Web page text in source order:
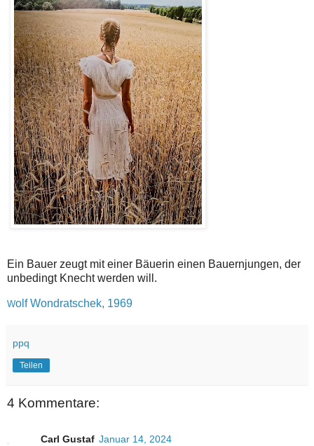
Ein Bauer zeugt mit einer Bäuerin einen Bauernjungen, der
unbedingt Knecht werden will.
Wolf Wondratschek, 1969
ppq
Teilen
4 Kommentare:
Carl Gustaf Januar 14, 2024